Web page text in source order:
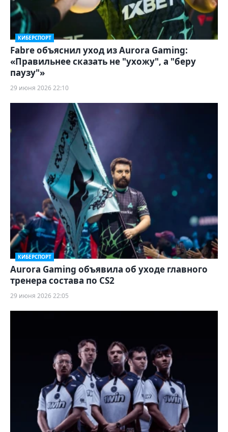
КИБЕРСПОРТ
Fabre объяснил уход из Aurora Gaming:
«Правильнее сказать не "ухожу", а "беру
паузу"»
29 июня 2026 22:10
КИБЕРСПОРТ
Aurora Gaming объявила об уходе главного
тренера состава по CS2
29 июня 2026 22:05